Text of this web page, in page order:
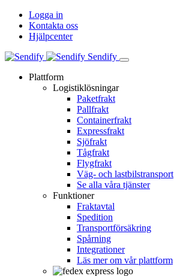
Logga in
Kontakta oss
Hjälpcenter
Sendify
Plattform
Logistiklösningar
Paketfrakt
Pallfrakt
Containerfrakt
Expressfrakt
Sjöfrakt
Tågfrakt
Flygfrakt
Väg- och lastbilstransport
Se alla våra tjänster
Funktioner
Fraktavtal
Spedition
Transportförsäkring
Spårning
Integrationer
Läs mer om vår plattform